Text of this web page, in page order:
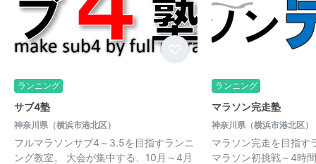
ランニング
サブ4塾
神奈川県（横浜市港北区）
フルマラソンサブ4～3.5を目指すランニ
ング教室。 大会が集中する、10月～4月
ランニング
マラソン完走塾
神奈川県（横浜市港北区）
マラソン完走を目指す
マラソン初挑戦～4時